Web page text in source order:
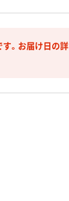
。お届け日の詳